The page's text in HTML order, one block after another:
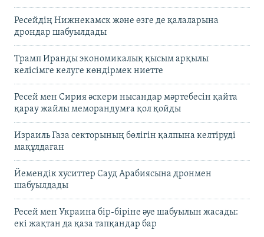
Ресейдің Нижнекамск және өзге де қалаларына
дрондар шабуылдады
Трамп Иранды экономикалық қысым арқылы
келісімге келуге көндірмек ниетте
Ресей мен Сирия әскери нысандар мәртебесін қайта
қарау жайлы меморандумға қол қойды
Израиль Газа секторының бөлігін қалпына келтіруді
мақұлдаған
Йемендік хуситтер Сауд Арабиясына дронмен
шабуылдады
Ресей мен Украина бір-біріне әуе шабуылын жасады:
екі жақтан да қаза тапқандар бар